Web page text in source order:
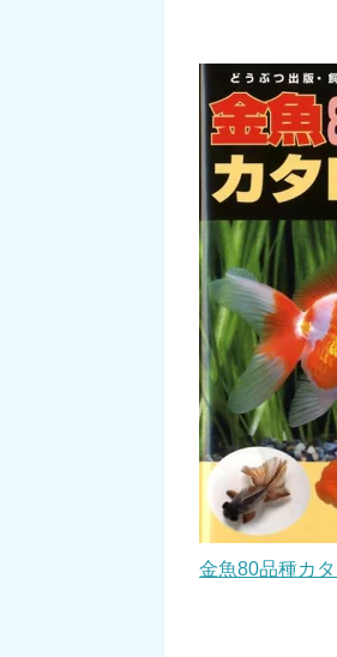
金魚80品種カ